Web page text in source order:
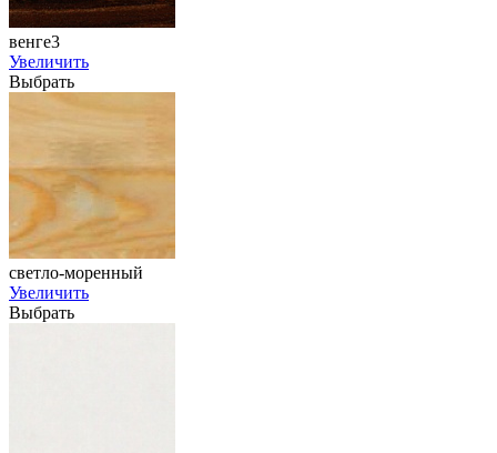
венге3
Увеличить
Выбрать
светло-моренный
Увеличить
Выбрать